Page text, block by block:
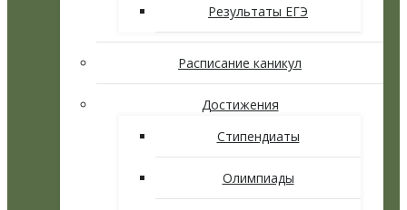
Результаты ЕГЭ
Расписание каникул
Достижения
Стипендиаты
Олимпиады